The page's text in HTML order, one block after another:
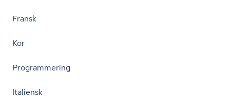
Fransk
Kor
Programmering
Italiensk